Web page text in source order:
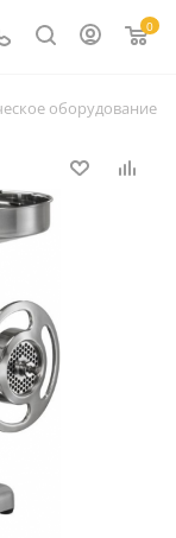
0
оборудование